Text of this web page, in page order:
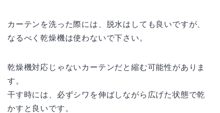
カーテンを洗った際には、脱水はしても良いですが、
なるべく乾燥機は使わないで下さい。
乾燥機対応じゃないカーテンだと縮む可能性がありま
す。
干す時には、必ずシワを伸ばしながら広げた状態で乾
かすと良いです。